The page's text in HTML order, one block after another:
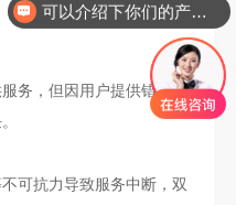
务，但因用户提供错误信
可抗力导致服务中断，双
可以介绍下你们的产品么